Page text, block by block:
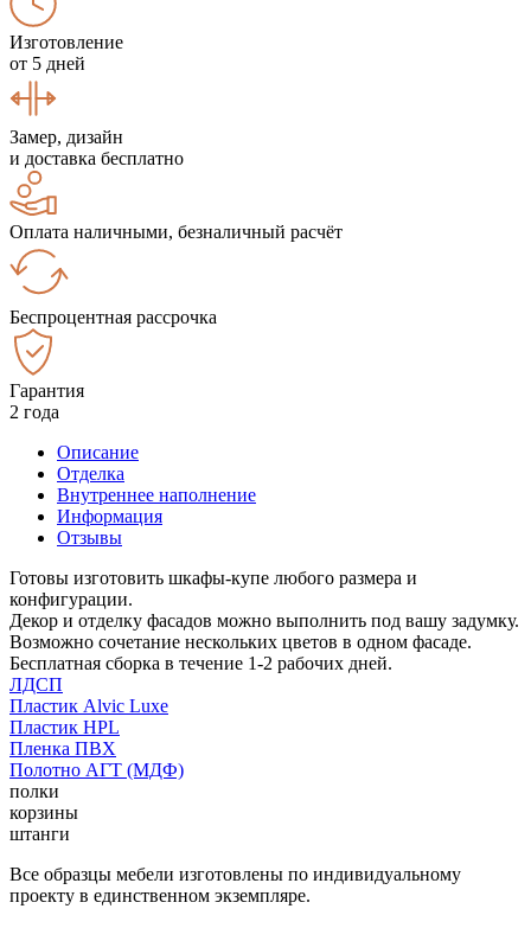
Изготовление
от 5 дней
Замер, дизайн
и доставка бесплатно
Оплата наличными, безналичный расчёт
Беспроцентная рассрочка
Гарантия
2 года
Описание
Отделка
Внутреннее наполнение
Информация
Отзывы
Готовы изготовить шкафы-купе любого размера и
конфигурации.
Декор и отделку фасадов можно выполнить под вашу задумку.
Возможно сочетание нескольких цветов в одном фасаде.
Бесплатная сборка в течение 1-2 рабочих дней.
ЛДСП
Пластик Alvic Luxe
Пластик HPL
Пленка ПВХ
Полотно АГТ (МДФ)
полки
корзины
штанги
Все образцы мебели изготовлены по индивидуальному
проекту в единственном экземпляре.